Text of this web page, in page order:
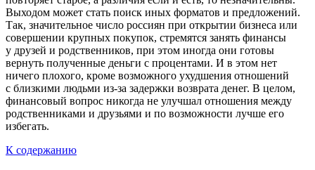
Выходом может стать поиск иных форматов и предложений.
Так, значительное число россиян при открытии бизнеса или
совершении крупных покупок, стремятся занять финансы
у друзей и родственников, при этом иногда они готовы
вернуть полученные деньги с процентами. И в этом нет
ничего плохого, кроме возможного ухудшения отношений
с близкими людьми из-за задержки возврата денег. В целом,
финансовый вопрос никогда не улучшал отношения между
родственниками и друзьями и по возможности лучше его
избегать.
К содержанию